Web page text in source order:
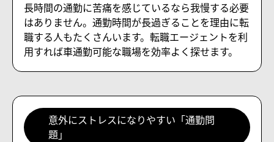
長時間の通勤に苦痛を感じているなら我慢する必要
はありません。通勤時間が長過ぎることを理由に転
職する人もたくさんいます。転職エージェントを利
用すれば車通勤可能な職場を効率よく探せます。
意外にストレスになりやすい「通勤問
題」